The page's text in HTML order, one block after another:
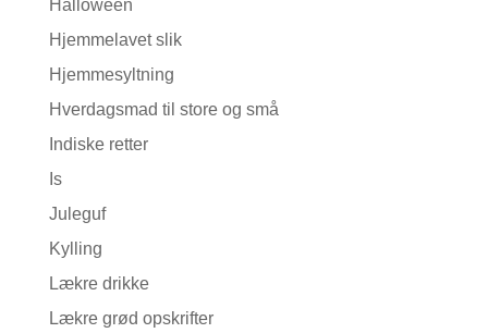
Halloween
Hjemmelavet slik
Hjemmesyltning
Hverdagsmad til store og små
Indiske retter
Is
Juleguf
Kylling
Lækre drikke
Lækre grød opskrifter